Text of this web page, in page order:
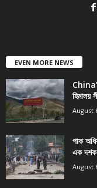
EVEN MORE NEWS
হিমালয়
August
পাক
এক
August